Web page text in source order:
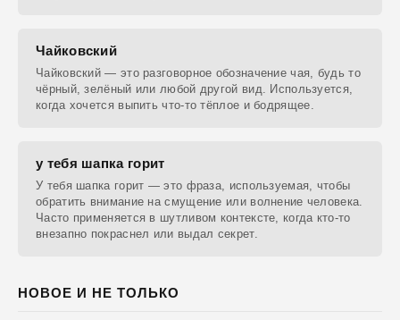
НОВОЕ И НЕ ТОЛЬКО
Чайковский
Чайковский — это разговорное обозначение чая, будь то
чёрный, зелёный или любой другой вид. Используется,
когда хочется выпить что-то тёплое и бодрящее.
у тебя шапка горит
У тебя шапка горит — это фраза, используемая, чтобы
обратить внимание на смущение или волнение человека.
Часто применяется в шутливом контексте, когда кто-то
внезапно покраснел или выдал секрет.